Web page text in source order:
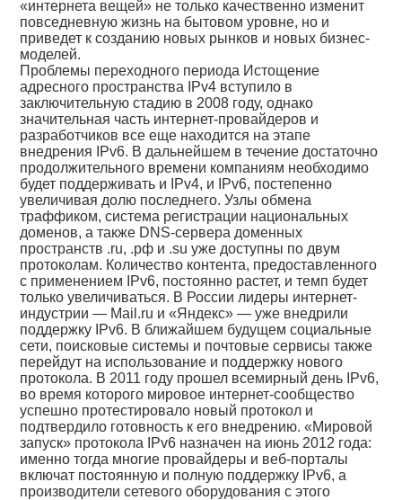
«интернета вещей» не только качественно изменит
повседневную жизнь на бытовом уровне, но и
приведет к созданию новых рынков и новых бизнес-
моделей.
Проблемы переходного периода Истощение
адресного пространства IPv4 вступило в
заключительную стадию в 2008 году, однако
значительная часть интернет-провайдеров и
разработчиков все еще находится на этапе
внедрения IPv6. В дальнейшем в течение достаточно
продолжительного времени компаниям необходимо
будет поддерживать и IPv4, и IPv6, постепенно
увеличивая долю последнего. Узлы обмена
траффиком, система регистрации национальных
доменов, а также DNS-сервера доменных
пространств .ru, .рф и .su уже доступны по двум
протоколам. Количество контента, предоставленного
с применением IPv6, постоянно растет, и темп будет
только увеличиваться. В России лидеры интернет-
индустрии — Mail.ru и «Яндекс» — уже внедрили
поддержку IPv6. В ближайшем будущем социальные
сети, поисковые системы и почтовые сервисы также
перейдут на использование и поддержку нового
протокола. В 2011 году прошел всемирный день IPv6,
во время которого мировое интернет-сообщество
успешно протестировало новый протокол и
подтвердило готовность к его внедрению. «Мировой
запуск» протокола IPv6 назначен на июнь 2012 года:
именно тогда многие провайдеры и веб-порталы
включат постоянную и полную поддержку IPv6, а
производители сетевого оборудования с этого